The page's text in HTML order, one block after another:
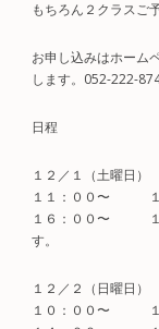
もちろん２クラスご
お申し込みはホーム
します。052-222-
日程
１２／１（土曜日）
１１：００〜 １
１６：００〜
す。
１２／２（日曜日）
１０：００〜 １